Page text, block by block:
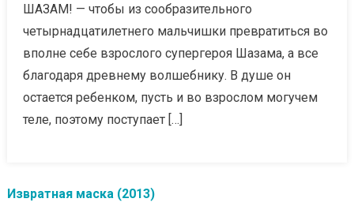
ШАЗАМ! — чтобы из сообразительного
четырнадцатилетнего мальчишки превратиться во
вполне себе взрослого супергероя Шазама, а все
благодаря древнему волшебнику. В душе он
остается ребенком, пусть и во взрослом могучем
теле, поэтому поступает […]
Извратная маска (2013)